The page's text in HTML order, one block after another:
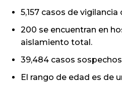
5,157 casos de vigilancia
200 se encuentran en
aislamiento total.
39,484 casos
El rango de edad es de